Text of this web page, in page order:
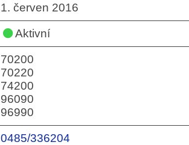
1. červen 2016
Aktivní
70200
70220
74200
96090
96990
0485/336204